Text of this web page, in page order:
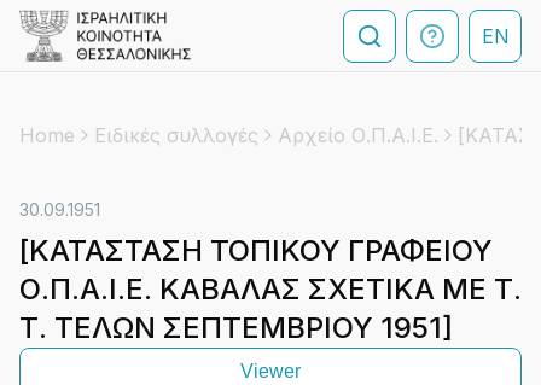
EN
Home Ειδικές συλλογές Αρχείο Ο.Π.Α.Ι.Ε.
30.09.1951
[ΚΑΤΑΣΤΑΣΗ ΤΟΠΙΚΟΥ ΓΡΑΦΕΙΟΥ
Ο.Π.Α.Ι.Ε. ΚΑΒΑΛΑΣ ΣΧΕΤΙΚΑ ΜΕ Τ.
Τ. ΤΕΛΩΝ ΣΕΠΤΕΜΒΡΙΟΥ 1951]
Viewer